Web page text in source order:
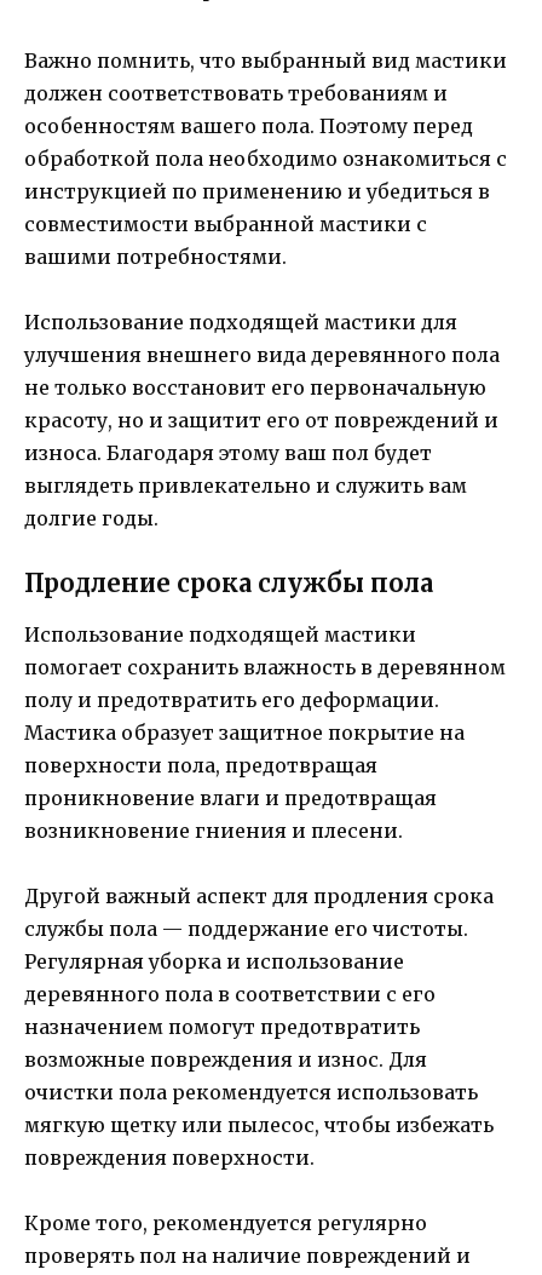
Важно помнить, что выбранный вид мастики
должен соответствовать требованиям и
особенностям вашего пола. Поэтому перед
обработкой пола необходимо ознакомиться с
инструкцией по применению и убедиться в
совместимости выбранной мастики с
вашими потребностями.
Использование подходящей мастики для
улучшения внешнего вида деревянного пола
не только восстановит его первоначальную
красоту, но и защитит его от повреждений и
износа. Благодаря этому ваш пол будет
выглядеть привлекательно и служить вам
долгие годы.
Продление срока службы пола
Использование подходящей мастики
помогает сохранить влажность в деревянном
полу и предотвратить его деформации.
Мастика образует защитное покрытие на
поверхности пола, предотвращая
проникновение влаги и предотвращая
возникновение гниения и плесени.
Другой важный аспект для продления срока
службы пола — поддержание его чистоты.
Регулярная уборка и использование
деревянного пола в соответствии с его
назначением помогут предотвратить
возможные повреждения и износ. Для
очистки пола рекомендуется использовать
мягкую щетку или пылесос, чтобы избежать
повреждения поверхности.
Кроме того, рекомендуется регулярно
проверять пол на наличие повреждений и